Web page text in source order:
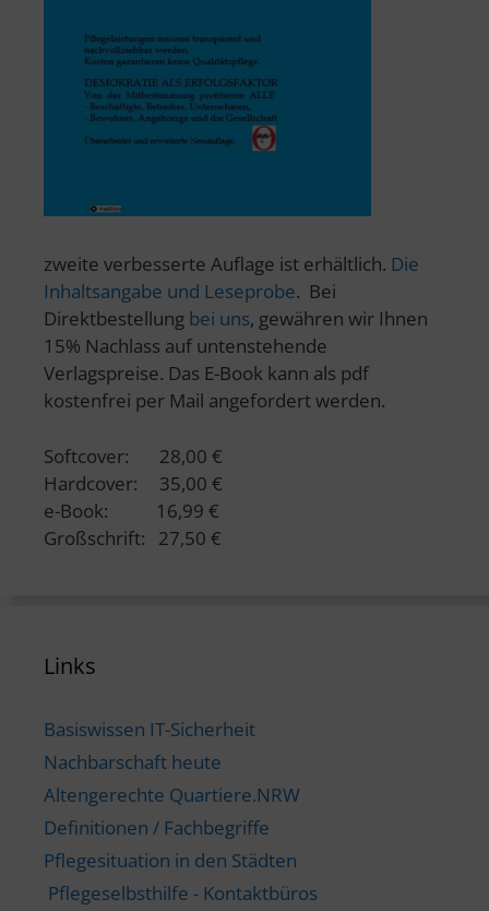
zweite verbesserte Auflage ist erhältlich. Die
Inhaltsangabe und Leseprobe. Bei
Direktbestellung bei uns, gewähren wir Ihnen
15% Nachlass auf untenstehende
Verlagspreise. Das E-Book kann als pdf
kostenfrei per Mail angefordert werden.
Softcover: 28,00 €
Hardcover: 35,00 €
e-Book: 16,99 €
Großschrift: 27,50 €
Links
Basiswissen IT-Sicherheit
Nachbarschaft heute
Altengerechte Quartiere.NRW
Definitionen / Fachbegriffe
Pflegesituation in den Städten
Pflegeselbsthilfe - Kontaktbüros